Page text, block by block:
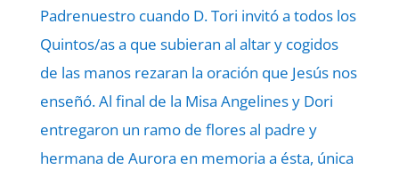
Padrenuestro cuando D. Tori invitó a todos los
Quintos/as a que subieran al altar y cogidos
de las manos rezaran la oración que Jesús nos
enseñó. Al final de la Misa Angelines y Dori
entregaron un ramo de flores al padre y
hermana de Aurora en memoria a ésta, única